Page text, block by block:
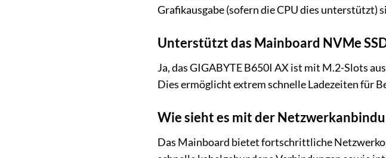
Grafikausgabe (sofern die CPU dies
Unterstützt das Mainboard NVMe
Ja, das GIGABYTE B650I AX ist mit M.2-Slots
Dies ermöglicht extrem schnelle Ladezeiten für
Wie sieht es mit der
Das Mainboard bietet fortschrittliche